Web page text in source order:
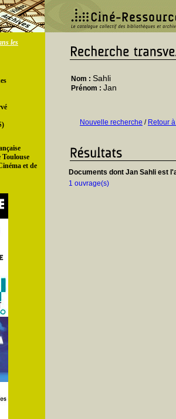
les
Toulouse
et de
Nom : Sahli
Prénom : Jan
Nouvelle recherche / Retour
Documents dont Jan Sahli est
1 ouvrage(s)